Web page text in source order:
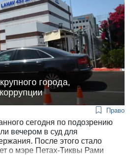
города,
Право
сегодня по подозрению
вечером в суд для
После этого стало
о мэре Петах-Тиквы Рами